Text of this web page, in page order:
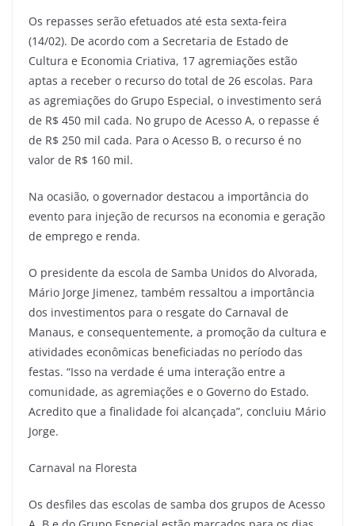
Os repasses serão efetuados até esta sexta-feira
(14/02). De acordo com a Secretaria de Estado de
Cultura e Economia Criativa, 17 agremiações estão
aptas a receber o recurso do total de 26 escolas. Para
as agremiações do Grupo Especial, o investimento será
de R$ 450 mil cada. No grupo de Acesso A, o repasse é
de R$ 250 mil cada. Para o Acesso B, o recurso é no
valor de R$ 160 mil.
Na ocasião, o governador destacou a importância do
evento para injeção de recursos na economia e geração
de emprego e renda.
O presidente da escola de Samba Unidos do Alvorada,
Mário Jorge Jimenez, também ressaltou a importância
dos investimentos para o resgate do Carnaval de
Manaus, e consequentemente, a promoção da cultura e
atividades econômicas beneficiadas no período das
festas. “Isso na verdade é uma interação entre a
comunidade, as agremiações e o Governo do Estado.
Acredito que a finalidade foi alcançada”, concluiu Mário
Jorge.
Carnaval na Floresta
Os desfiles das escolas de samba dos grupos de Acesso